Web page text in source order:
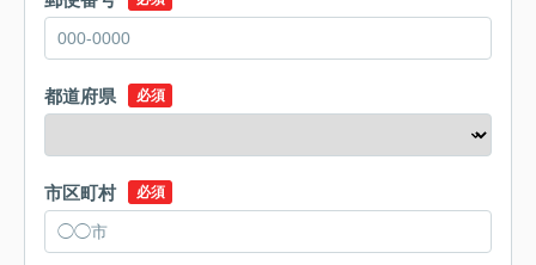
都道府県 必須
市区町村 必須